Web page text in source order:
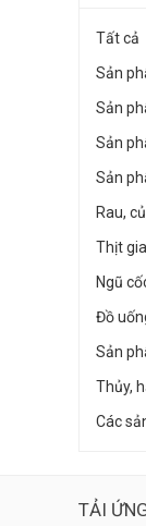
Tất cả
Sản
Sản
Sản
Sản
Rau,
Thịt
Ngũ
Đồ
Sản
Thủy,
Các
TẢI